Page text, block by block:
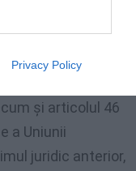
Privacy Policy
sau trăiesc în
nu este
alineatul (2)
și articolul 46
a Uniunii
juridic anterior,